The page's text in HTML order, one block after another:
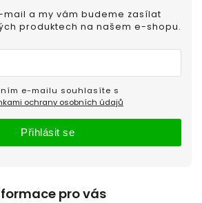
pro vás
mail a my vám budeme zasílat
produktech na našem e-shopu.
ochrany osobních údajů
Přihlásit se